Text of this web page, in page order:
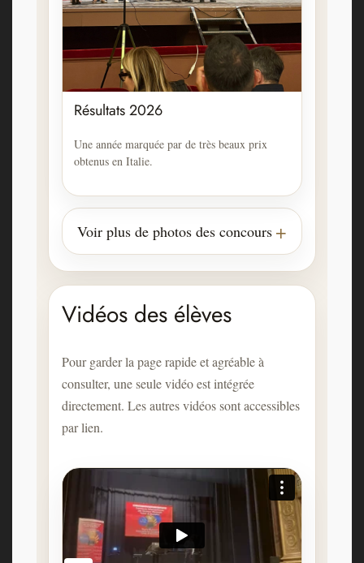
Résultats 2026
Une année marquée par de très beaux prix
obtenus en Italie.
Voir plus de photos des concours
Vidéos des élèves
Pour garder la page rapide et agréable à
consulter, une seule vidéo est intégrée
directement. Les autres vidéos sont accessibles
par lien.